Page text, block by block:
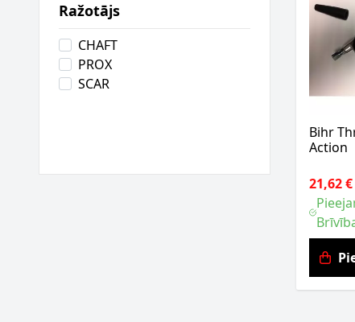
Ražotājs
CHAFT
PROX
SCAR
Bihr
Action
21,62 €